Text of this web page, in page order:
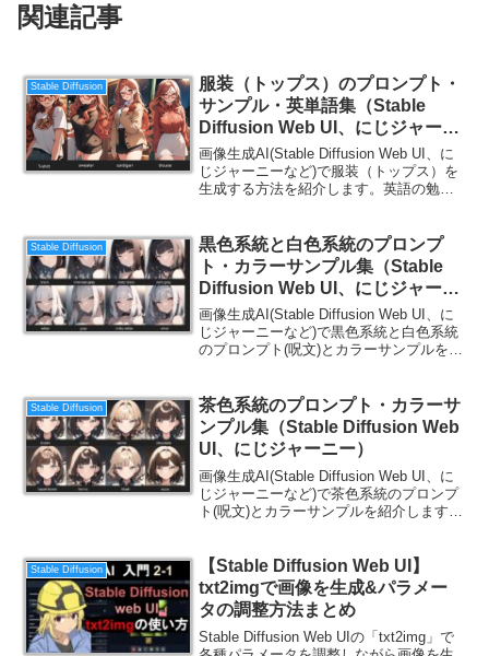
関連記事
Stable Diffusion
服装（トップス）のプロンプト・
サンプル・英単語集（Stable
Diffusion Web UI、にじジャーニ
ー）
画像生成AI(Stable Diffusion Web UI、に
じジャーニーなど)で服装（トップス）を
生成する方法を紹介します。英語の勉強
Stable Diffusion
黒色系統と白色系統のプロンプ
ト・カラーサンプル集（Stable
Diffusion Web UI、にじジャーニ
ー）
画像生成AI(Stable Diffusion Web UI、に
じジャーニーなど)で黒色系統と白色系統
のプロンプト(呪文)とカラーサンプルを紹
Stable Diffusion
茶色系統のプロンプト・カラーサ
ンプル集（Stable Diffusion Web
UI、にじジャーニー）
画像生成AI(Stable Diffusion Web UI、に
じジャーニーなど)で茶色系統のプロンプ
ト(呪文)とカラーサンプルを紹介します。
Stable Diffusion
【Stable Diffusion Web UI】
txt2imgで画像を生成&パラメー
タの調整方法まとめ
Stable Diffusion Web UIの「txt2img」で